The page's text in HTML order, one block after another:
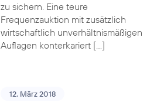
zu sichern. Eine teure
Frequenzauktion mit zusätzlich
wirtschaftlich unverhältnismäßigen
Auflagen konterkariert […]
12. März 2018